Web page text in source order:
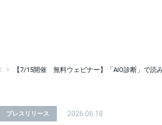
【7/15開催 無料ウェビナー】「AIO診断」で読
プレスリリース 2026.06.18